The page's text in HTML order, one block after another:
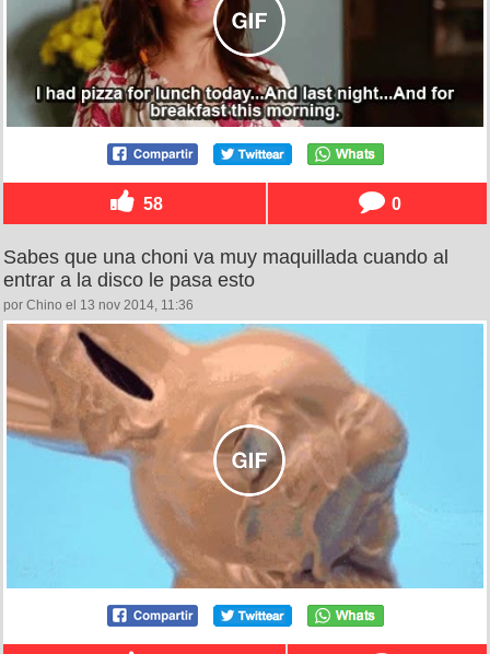
58 0
Sabes que una choni va muy maquillada cuando al
entrar a la disco le pasa esto
por Chino el 13 nov 2014, 11:36